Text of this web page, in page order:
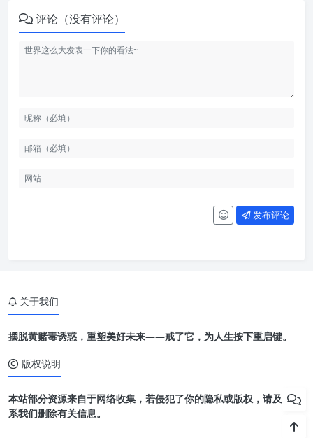
评论（没有评论）
发布评论
关于我们
摆脱黄赌毒诱惑，重塑美好未来——戒了它，为人生按下重启键。
版权说明
本站部分资源来自于网络收集，若侵犯了你的隐私或版权，请及时联
系我们删除有关信息。